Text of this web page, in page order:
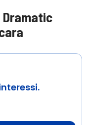
Dramatic